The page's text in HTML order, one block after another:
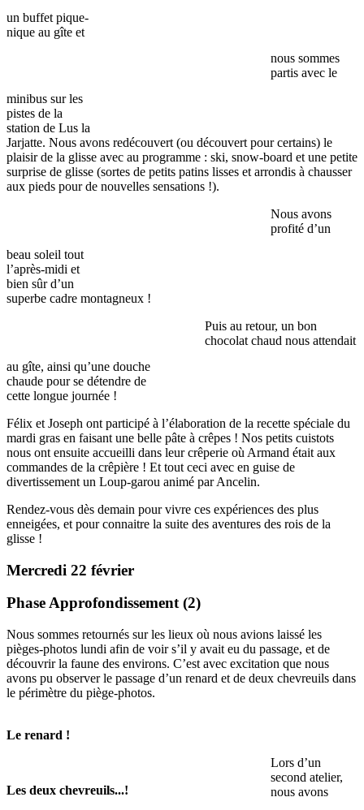
un buffet pique-
nique au gîte et
nous sommes
partis avec le
minibus sur les
pistes de la
station de Lus la
Jarjatte. Nous avons redécouvert (ou découvert pour certains) le
plaisir de la glisse avec au programme : ski, snow-board et une petite
surprise de glisse (sortes de petits patins lisses et arrondis à chausser
aux pieds pour de nouvelles sensations !).
Nous avons
profité d’un
beau soleil tout
l’après-midi et
bien sûr d’un
superbe cadre montagneux !
Puis au retour, un bon
chocolat chaud nous attendait
au gîte, ainsi qu’une douche
chaude pour se détendre de
cette longue journée !
Félix et Joseph ont participé à l’élaboration de la recette spéciale du
mardi gras en faisant une belle pâte à crêpes ! Nos petits cuistots
nous ont ensuite accueilli dans leur crêperie où Armand était aux
commandes de la crêpière ! Et tout ceci avec en guise de
divertissement un Loup-garou animé par Ancelin.
Rendez-vous dès demain pour vivre ces expériences des plus
enneigées, et pour connaitre la suite des aventures des rois de la
glisse !
Mercredi 22 février
Phase Approfondissement (2)
Nous sommes retournés sur les lieux où nous avions laissé les
pièges-photos lundi afin de voir s’il y avait eu du passage, et de
découvrir la faune des environs. C’est avec excitation que nous
avons pu observer le passage d’un renard et de deux chevreuils dans
le périmètre du piège-photos.
Le renard !
Les deux chevreuils...!
Lors d’un
second atelier,
nous avons